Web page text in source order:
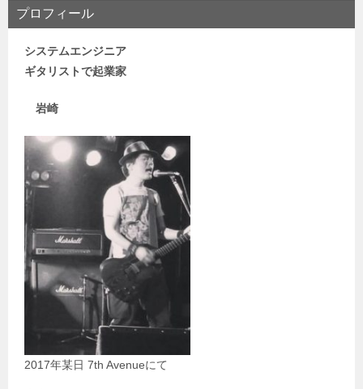
プロフィール
システムエンジニア
ギタリストで起業家
岩崎
2017年某日 7th Avenueにて